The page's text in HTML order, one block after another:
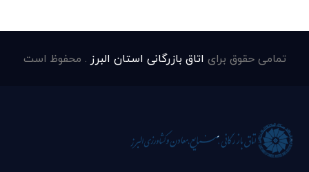
تمامی حقوق برای اتاق بازرگانی استان البرز . محفوظ است